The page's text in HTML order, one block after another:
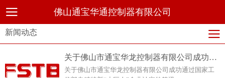
佛山通宝华通控制器有限公司
新闻动态
关于佛山市通宝华龙控制器有限公司成功通过国家工信部专精特新“小巨人”企业认定的简讯
关于佛山市通宝华龙控制器有限公司成功通过国家工